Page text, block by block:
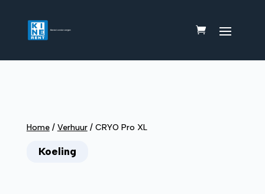
Home/ Verhuur/ CRYO Pro XL
Koeling